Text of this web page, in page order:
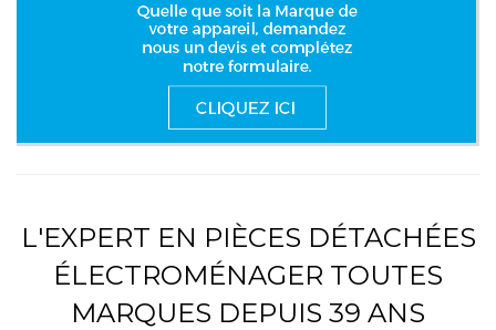
L'EXPERT EN PIÈCES DÉTACHÉES
ÉLECTROMÉNAGER TOUTES
MARQUES DEPUIS 39 ANS